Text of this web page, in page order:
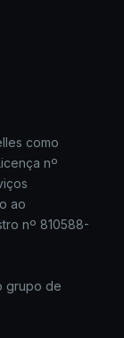
como
nº
ao
nº 810588-
grupo de